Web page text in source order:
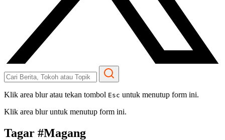
Klik area blur atau tekan tombol Esc untuk menutup form ini.
Klik area blur untuk menutup form ini.
Tagar #Magang